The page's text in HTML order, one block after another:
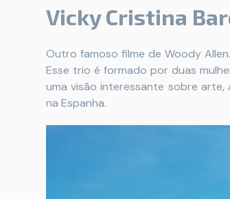
Vicky Cristina
Outro famoso filme de Woody
Esse trio é formado por duas
uma visão interessante sobre arte,
na Espanha.